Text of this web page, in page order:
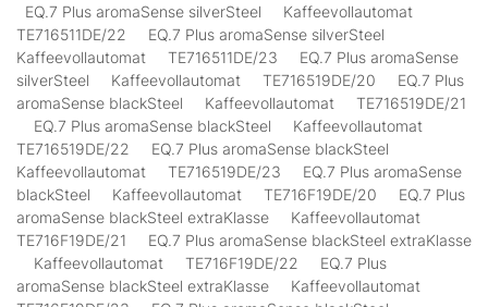
EQ.7 Plus aromaSense silverSteel Kaffeevollautomat
TE716511DE/22 EQ.7 Plus aromaSense silverSteel
Kaffeevollautomat TE716511DE/23 EQ.7 Plus aromaSense
silverSteel Kaffeevollautomat TE716519DE/20 EQ.7 Plus
aromaSense blackSteel Kaffeevollautomat TE716519DE/21
EQ.7 Plus aromaSense blackSteel Kaffeevollautomat
TE716519DE/22 EQ.7 Plus aromaSense blackSteel
Kaffeevollautomat TE716519DE/23 EQ.7 Plus aromaSense
blackSteel Kaffeevollautomat TE716F19DE/20 EQ.7 Plus
aromaSense blackSteel extraKlasse Kaffeevollautomat
TE716F19DE/21 EQ.7 Plus aromaSense blackSteel extraKlasse
Kaffeevollautomat TE716F19DE/22 EQ.7 Plus
aromaSense blackSteel extraKlasse Kaffeevollautomat